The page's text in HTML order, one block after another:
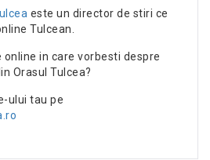
este un director de stiri ce
Tulcean.
in care vorbesti despre
Orasul Tulcea?
ului tau pe